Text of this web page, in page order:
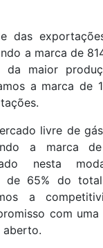
das
a marca de
maior
a marca de
livre de
a marca
nesta
de 65% do
a
com uma
aberto.